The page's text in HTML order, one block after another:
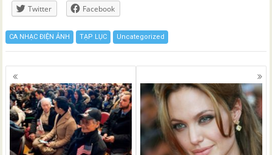
Twitter Facebook
CA NHẠC ĐIỆN ẢNH TẠP LỤC Uncategorized
Posts
navigation